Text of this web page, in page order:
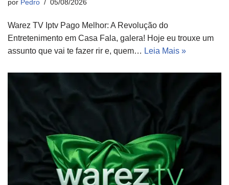
por Pedro 05/08/2026
Warez TV Iptv Pago Melhor: A Revolução do
Entretenimento em Casa Fala, galera! Hoje eu trouxe um
assunto que vai te fazer rir e, quem… Leia Mais »